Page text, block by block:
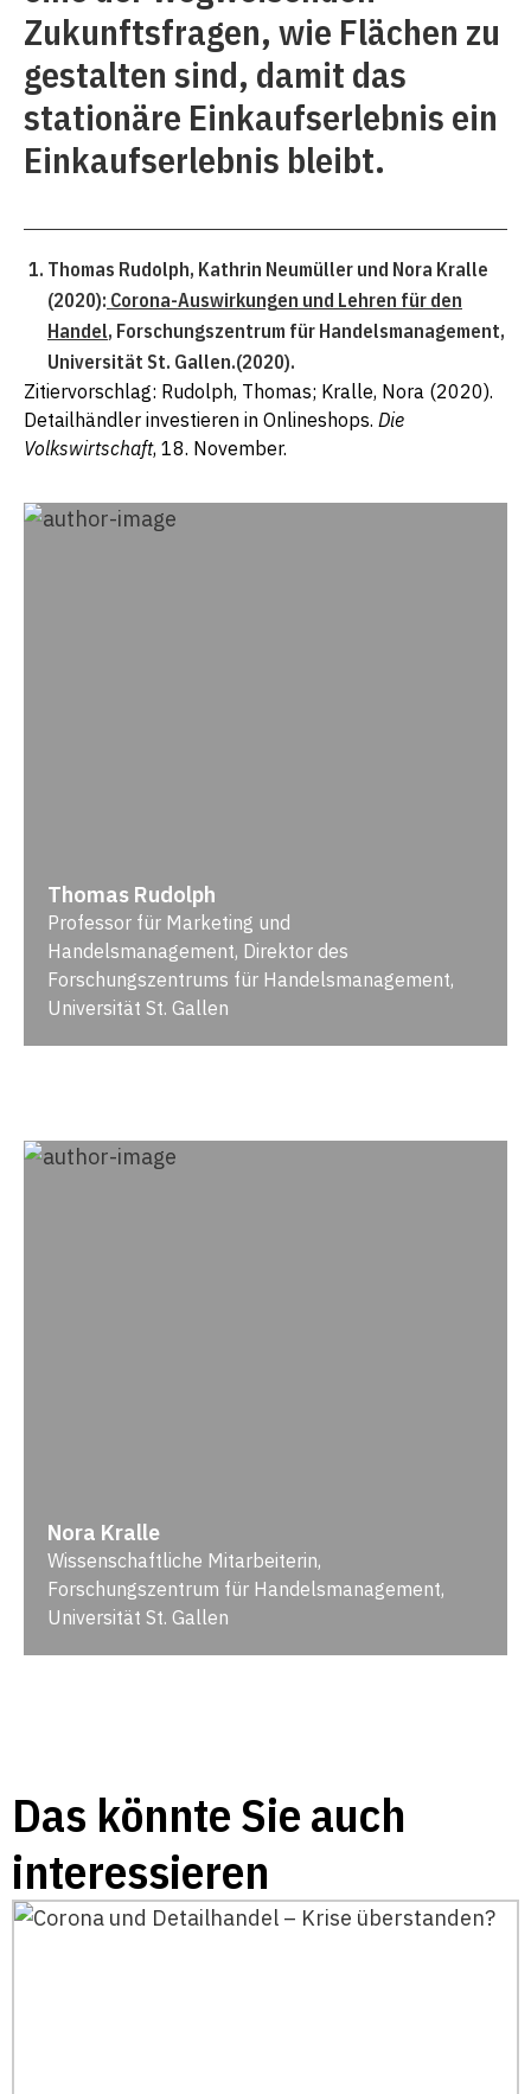
Zukunftsfragen, wie Flächen zu
gestalten sind, damit das
stationäre Einkaufserlebnis ein
Einkaufserlebnis bleibt.
Thomas Rudolph, Kathrin Neumüller und Nora Kralle
(2020): Corona-Auswirkungen und Lehren für den
Handel, Forschungszentrum für Handelsmanagement,
Universität St. Gallen.(2020).
Zitiervorschlag: Rudolph, Thomas; Kralle, Nora (2020).
Detailhändler investieren in Onlineshops. Die
Volkswirtschaft, 18. November.
Thomas Rudolph
Professor für Marketing und
Handelsmanagement, Direktor des
Forschungszentrums für Handelsmanagement,
Universität St. Gallen
Nora Kralle
Wissenschaftliche Mitarbeiterin,
Forschungszentrum für Handelsmanagement,
Universität St. Gallen
Das könnte Sie auch
interessieren